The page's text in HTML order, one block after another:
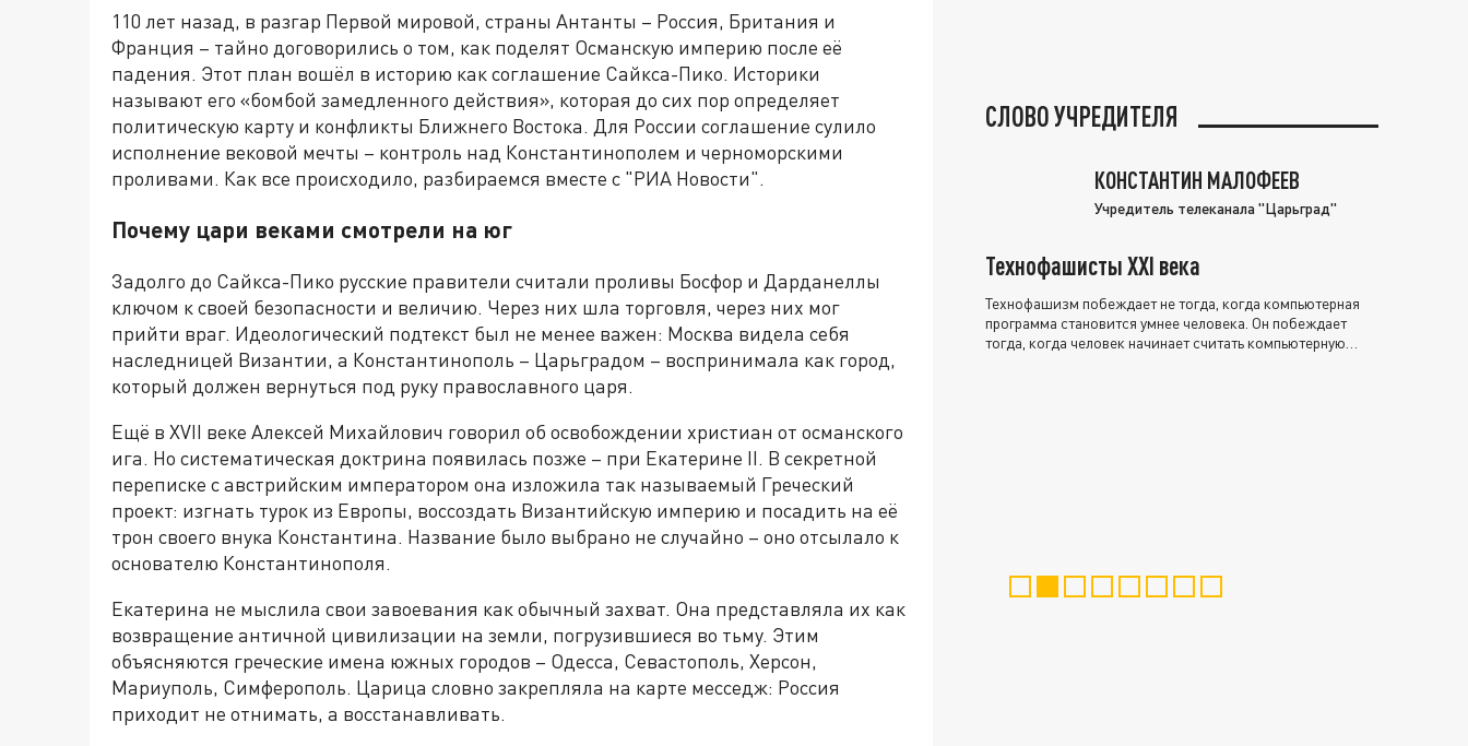
110 лет назад, в разгар Первой мировой, страны Антанты – Россия, Британия и
Франция – тайно договорились о том, как поделят Османскую империю после её
падения. Этот план вошёл в историю как соглашение Сайкса-Пико. Историки
называют его «бомбой замедленного действия», которая до сих пор определяет
политическую карту и конфликты Ближнего Востока. Для России соглашение сулило
исполнение вековой мечты – контроль над Константинополем и черноморскими
проливами. Как все происходило, разбираемся вместе с "РИА Новости".
Почему цари веками смотрели на юг
Задолго до Сайкса-Пико русские правители считали проливы Босфор и Дарданеллы
ключом к своей безопасности и величию. Через них шла торговля, через них мог
прийти враг. Идеологический подтекст был не менее важен: Москва видела себя
наследницей Византии, а Константинополь – Царьградом – воспринимала как город,
который должен вернуться под руку православного царя.
Ещё в XVII веке Алексей Михайлович говорил об освобождении христиан от османского
ига. Но систематическая доктрина появилась позже – при Екатерине II. В секретной
переписке с австрийским императором она изложила так называемый Греческий
проект: изгнать турок из Европы, воссоздать Византийскую империю и посадить на её
трон своего внука Константина. Название было выбрано не случайно – оно отсылало к
основателю Константинополя.
Екатерина не мыслила свои завоевания как обычный захват. Она представляла их как
возвращение античной цивилизации на земли, погрузившиеся во тьму. Этим
объясняются греческие имена южных городов – Одесса, Севастополь, Херсон,
Мариуполь, Симферополь. Царица словно закрепляла на карте месседж: Россия
приходит не отнимать, а восстанавливать.
СЛОВО УЧРЕДИТЕЛЯ
КОНСТАНТИН МАЛОФЕЕВ
Учредитель телеканала "Царьград"
Технофашисты XXI века
Технофашизм побеждает не тогда, когда компьютерная
программа становится умнее человека. Он побеждает
тогда, когда человек начинает считать компьютерную